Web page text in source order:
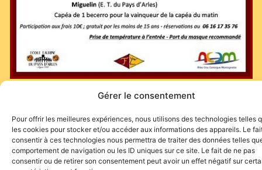
Gérer le consentement
Pour offrir les meilleures expériences, nous utilisons des technologies telles
les cookies pour stocker et/ou accéder aux informations des appareils. Le
consentir à ces technologies nous permettra de traiter des données telles
comportement de navigation ou les ID uniques sur ce site. Le fait de ne pas
consentir ou de retirer son consentement peut avoir un effet négatif sur